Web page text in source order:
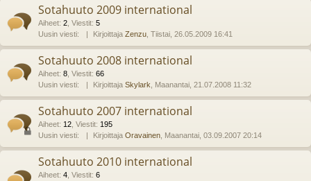
Sotahuuto 2009 international
Aiheet: 2 Viestit: 5
Uusin viesti:
Kirjoittaja Zenzu , Tiistai, 26.05.2009 16:41
Sotahuuto 2008 international
Aiheet: 8 Viestit: 66
Uusin viesti:
Kirjoittaja Skylark , Maanantai, 21.07.2008 11:32
Sotahuuto 2007 international
Aiheet: 12 Viestit: 195
Uusin viesti:
Kirjoittaja Oravainen , Maanantai, 03.09.2007 20:14
Sotahuuto 2010 international
Aiheet: 4 Viestit: 6